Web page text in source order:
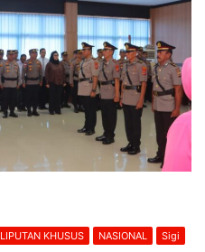
LIPUTAN KHUSUS NASIONAL Sigi